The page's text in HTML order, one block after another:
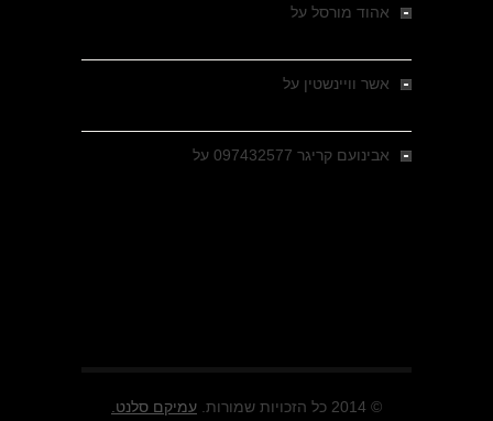
אהוד מורסל על
אשר וויינשטין על
אבינועם קריגר 097432577 על
© 2014 כל הזכויות שמורות. עמיקם סלנט.